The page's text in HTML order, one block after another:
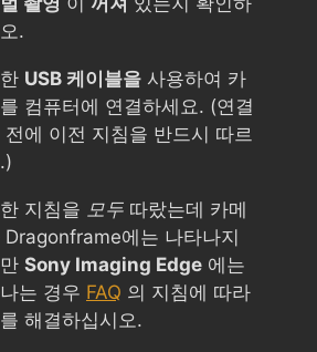
.
USB 케이블을 사용하여 카
컴퓨터에 연결하세요. (연결
전에 이전 지침을 반드시 따르
지침을 모두 따랐는데 카메
Dragonframe에는 나타나지
Sony Imaging Edge 에는
는 경우 FAQ 의 지침에 따라
해결하십시오.